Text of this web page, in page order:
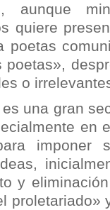
aunque
quiere
poetas
o
una gran
en
imponer
y
proletariado»